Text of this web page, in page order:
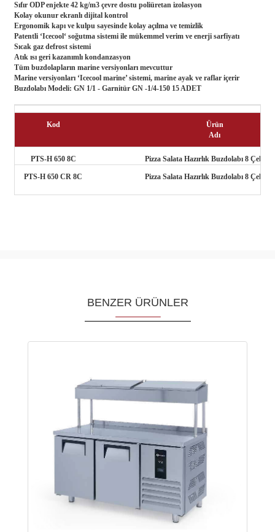
Sıfır ODP enjekte 42 kg/m3 çevre dostu poliüretan izolasyon
Kolay okunur ekranlı dijital kontrol
Ergonomik kapı ve kulpu sayesinde kolay açılma ve temizlik
Patentli ‘Icecool‘ soğutma sistemi ile mükemmel verim ve enerji sarfiyatı
Sıcak gaz defrost sistemi
Atık ısı geri kazanımlı kondanzasyon
Tüm buzdolapların marine versiyonları mevcuttur
Marine versiyonları ‘Icecool marine’ sistemi, marine ayak ve raflar içerir
Buzdolabı Modeli: GN 1/1 - Garnitür GN -1/4-150 15 ADET
Kod
Ürün
Adı
PTS-H 650 8C Pizza Salata Hazırlık Buzdolabı 8
PTS-H 650 CR 8C Pizza Salata Hazırlık Buzdolabı 8
BENZER ÜRÜNLER